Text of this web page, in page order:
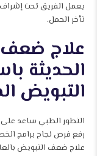
يعمل الفريق تحت
تأخر الحمل.
علاج ضعف
الحديثة
التبويض
التطور الطبي ساعد
رفع فرص نجاح برامج
علاج ضعف التبويض